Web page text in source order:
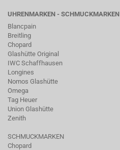
UHRENMARKEN - SCHMUCKMARKEN
Blancpain
Breitling
Chopard
Glashütte Original
IWC Schaffhausen
Longines
Nomos Glashütte
Omega
Tag Heuer
Union Glashütte
Zenith
SCHMUCKMARKEN
Chopard